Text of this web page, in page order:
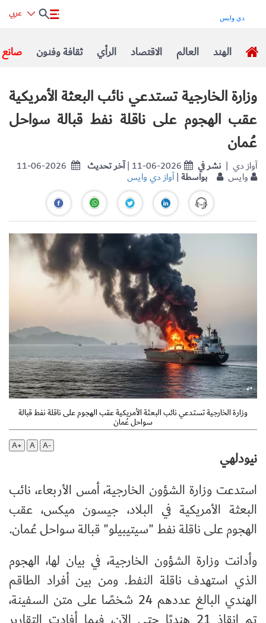
صانع ثقافة وفنون الرأي الاقتصاد العالم الهند
وزارة الخارجية تستدعي نائب البعثة الأمريكية
عقب الهجوم على ناقلة نفط قبالة سواحل
عُمان
11-06-2026 آخر تحديث| 11-06-2026 نشر في | آواز دي
وايس بواسطة|آواز دي وايس
وزارة الخارجية تستدعي نائب البعثة الأمريكية عقب الهجوم على ناقلة نفط قبالة
سواحل عُمان
A+
A A-
نيودلهي
استدعت وزارة الشؤون الخارجية، أمس الأربعاء، نائب
البعثة الأمريكية في البلاد، جيسون ميكس، عقب
الهجوم على ناقلة نفط "سيتيبيلو" قبالة سواحل عُمان.
وأدانت وزارة الشؤون الخارجية، في بيان لها، الهجوم
الذي استهدف ناقلة النفط. ومن بين أفراد الطاقم
الهندي البالغ عددهم 24 شخصًا على متن السفينة،